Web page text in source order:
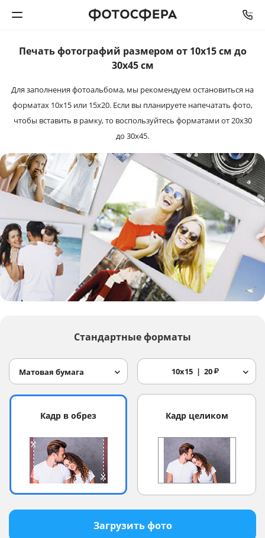
Фотокниги
Календари
Интерьерная печать
Фотоподарки
Багетная мастерская
Полиграфия
Услуги и сервис
Печать фотографий размером от 10х15 см до
30х45 см
Для заполнения фотоальбома, мы рекомендуем остановиться на
форматах 10х15 или 15х20. Если вы планируете напечатать фото,
чтобы вставить в рамку, то воспользуйтесь форматами от 20х30
до 30х45.
Стандартные форматы
Матовая бумага 10x15 20₽
Кадр в обрез Кадр целиком
Загрузить фото